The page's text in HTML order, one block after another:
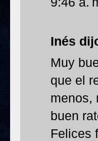
Inés
Muy
que el
menos,
buen
Felices